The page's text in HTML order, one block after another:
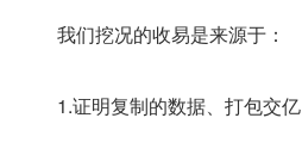
我们挖况的收易是来源于：
1.证明复制的数据、打包交亿